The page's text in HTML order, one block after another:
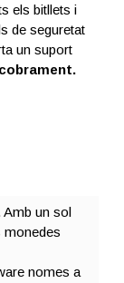
els bitllets i
de seguretat
un suport
Amb un sol
monedes
nomes a